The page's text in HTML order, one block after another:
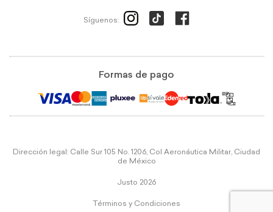
Síguenos:
Formas de pago
Dirección legal: Calle Sur 105 No. 1206, Col Aeronáutica Militar, Ciudad
de México
Justo 2026
Términos y Condiciones